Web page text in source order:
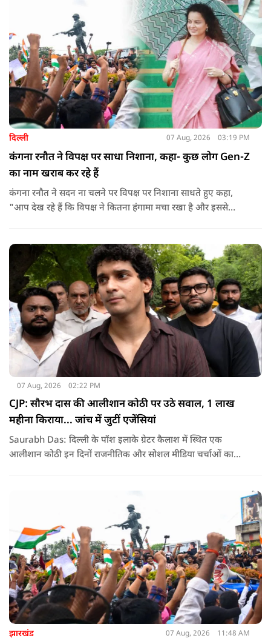
दिल्ली 07 Aug, 2026 03:19 PM
कंगना रनौत ने विपक्ष पर साधा निशाना, कहा- कुछ लोग Gen-Z
का नाम खराब कर रहे हैं
कंगना रनौत ने सदन ना चलने पर विपक्ष पर निशाना साधते हुए कहा,
"आप देख रहे हैं कि विपक्ष ने कितना हंगामा मचा रखा है और इससे
देश के सामने साफ हो रही है. और जब हारते हैं, तो रोना रोते हैं."
07 Aug, 2026 02:22 PM
CJP: सौरभ दास की आलीशान कोठी पर उठे सवाल, 1 लाख
महीना किराया... जांच में जुटीं एजेंसियां
Saurabh Das: दिल्ली के पॉश इलाके ग्रेटर कैलाश में स्थित एक
आलीशान कोठी इन दिनों राजनीतिक और सोशल मीडिया चर्चाओं का
झारखंड 07 Aug, 2026 11:48 AM